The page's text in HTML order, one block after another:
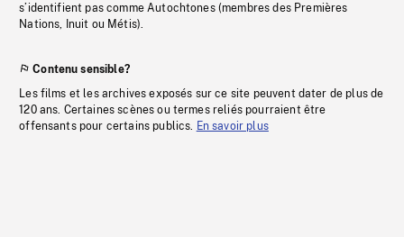
s’identifient pas comme Autochtones (membres des Premières
Nations, Inuit ou Métis).
Contenu sensible?
Les films et les archives exposés sur ce site peuvent dater de plus de
120 ans. Certaines scènes ou termes reliés pourraient être
offensants pour certains publics. En savoir plus